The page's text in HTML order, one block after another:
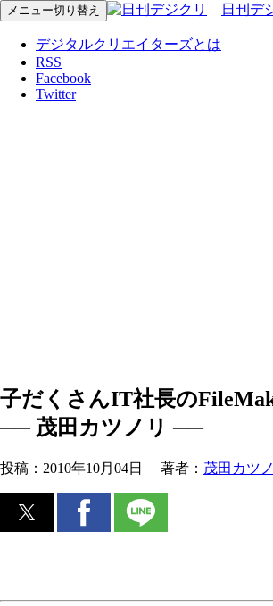
メニュー切り替え 日刊デ
デジタルクリエイターズとは
RSS
Facebook
Twitter
子だくさんIT社長の
── 茂田カツノリ ──
投稿： 2010年10月04日 著者： 茂田カツ